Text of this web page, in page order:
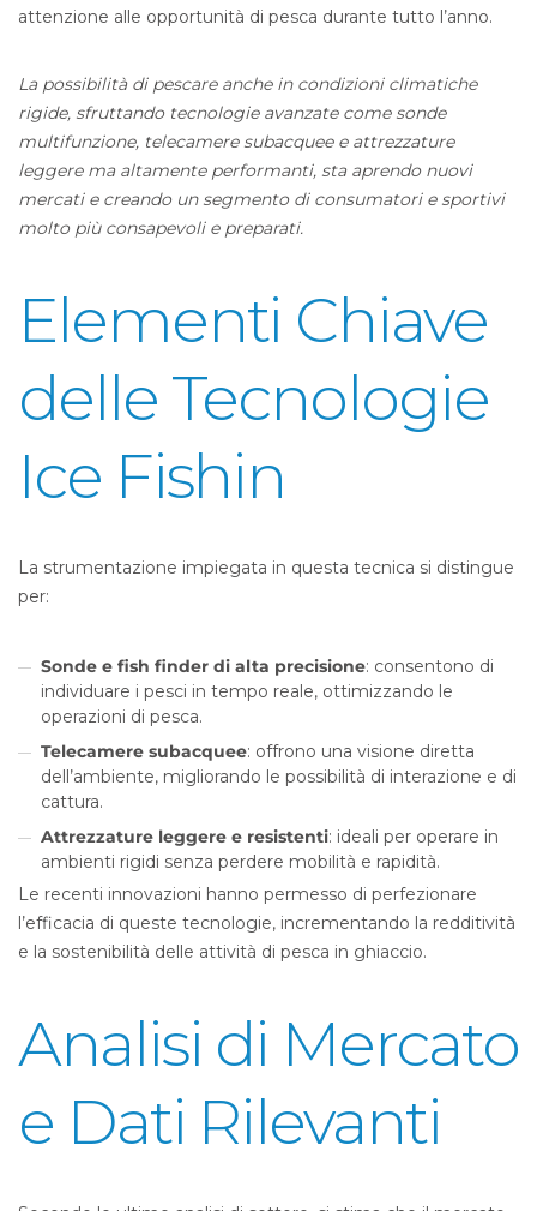
attenzione alle opportunità di pesca durante tutto l’anno.
La possibilità di pescare anche in condizioni climatiche
rigide, sfruttando tecnologie avanzate come sonde
multifunzione, telecamere subacquee e attrezzature
leggere ma altamente performanti, sta aprendo nuovi
mercati e creando un segmento di consumatori e sportivi
molto più consapevoli e preparati.
Elementi Chiave
delle Tecnologie
Ice Fishin
La strumentazione impiegata in questa tecnica si distingue
per:
Sonde e fish finder di alta precisione: consentono di
individuare i pesci in tempo reale, ottimizzando le
operazioni di pesca.
Telecamere subacquee: offrono una visione diretta
dell’ambiente, migliorando le possibilità di interazione e di
cattura.
Attrezzature leggere e resistenti: ideali per operare in
ambienti rigidi senza perdere mobilità e rapidità.
Le recenti innovazioni hanno permesso di perfezionare
l’efficacia di queste tecnologie, incrementando la redditività
e la sostenibilità delle attività di pesca in ghiaccio.
Analisi di Mercato
e Dati Rilevanti